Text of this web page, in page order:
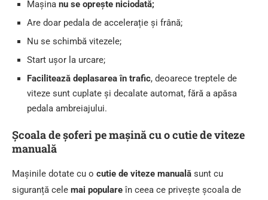
Mașina nu se oprește niciodată;
Are doar pedala de accelerație și frână;
Nu se schimbă vitezele;
Start ușor la urcare;
Facilitează deplasarea în trafic, deoarece treptele de
viteze sunt cuplate și decalate automat, fără a apăsa
pedala ambreiajului.
Școala de șoferi pe mașină cuocutiedeviteze
manuală
Mașinile dotate cu o cutie de viteze manuală sunt cu
siguranță cele mai populare în ceea ce privește școala de